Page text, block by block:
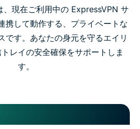
現在ご利用中の ExpressVPN サ
携して動作する、プライベートな
です。あなたの身元を守るエイリ
レイの安全確保をサポートしま
す。